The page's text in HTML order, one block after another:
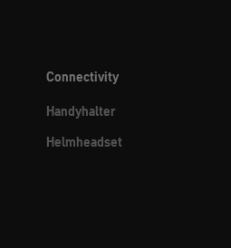
Connectivity
Handyhalter
Helmheadset